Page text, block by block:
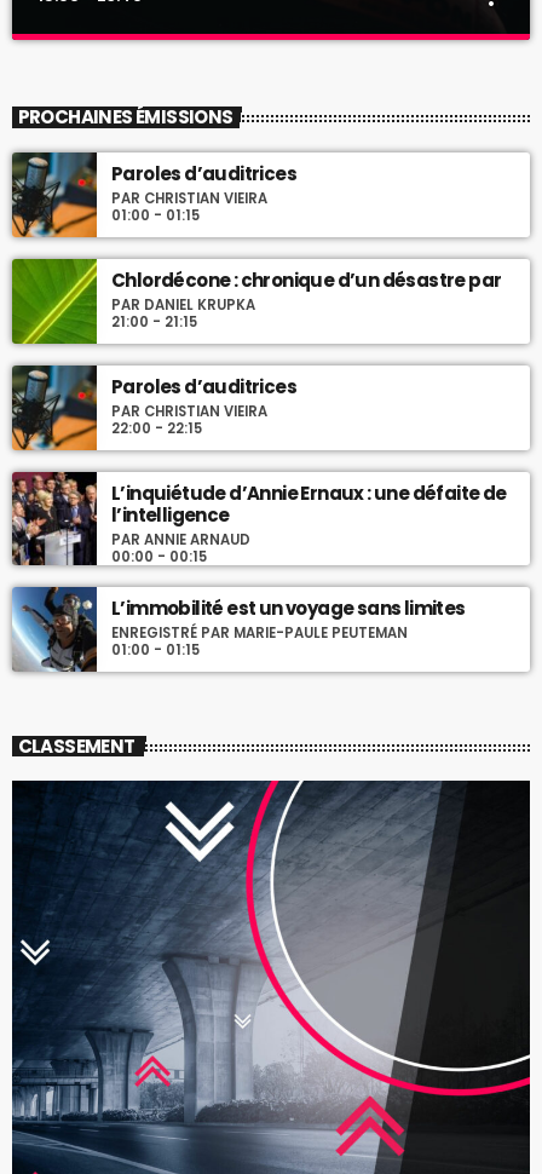
Durant un festival de courts métrages, auteurs, monteurs
s’expriment sur le prix à payer pour créer librement. Aux temps
longs de la gestation du scénario, de la recherche de
financements, des repérages succèdent l’intensité de la
PROCHAINES ÉMISSIONS
Paroles d’auditrices
PAR CHRISTIAN VIEIRA
01:00 - 01:15
Chlordécone : chronique d’un désastre par
PAR DANIEL KRUPKA
21:00 - 21:15
Paroles d’auditrices
PAR CHRISTIAN VIEIRA
22:00 - 22:15
L’inquiétude d’Annie Ernaux : une défaite de
l’intelligence
PAR ANNIE ARNAUD
00:00 - 00:15
L’immobilité est un voyage sans limites
ENREGISTRÉ PAR MARIE-PAULE PEUTEMAN
01:00 - 01:15
CLASSEMENT